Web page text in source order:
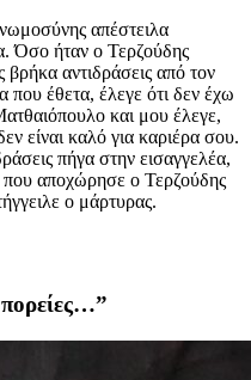
απέστειλα
Όσο ήταν ο Τερζούδης
αντιδράσεις από τον
έθετα, έλεγε ότι δεν έχω
και μου έλεγε,
είναι καλό για καριέρα σου.
πήγα στην εισαγγελέα,
αποχώρησε ο Τερζούδης
ο μάρτυρας.